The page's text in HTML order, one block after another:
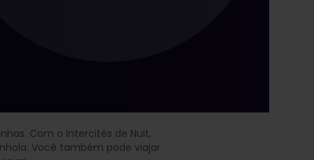
Com o Intercités de Nuit,
Você também pode viajar